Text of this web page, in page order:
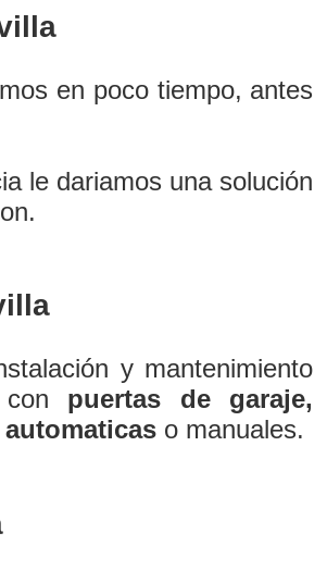
en poco tiempo, antes
le dariamos una solución
y mantenimiento
puertas de garaje,
automaticas o manuales.